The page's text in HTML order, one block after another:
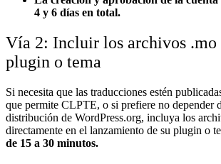
4 y 6 días en total.
Vía 2: Incluir los archivos .mo
plugin o tema
Si necesita que las traducciones estén
que permite CLPTE, o si prefiere no depender
distribución de WordPress.org, incluya los
directamente en el lanzamiento de su plugin o
de 15 a 30 minutos.